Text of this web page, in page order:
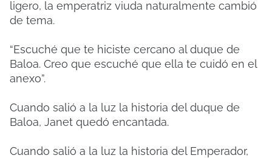
ligero, la emperatriz viuda naturalmente cambió
de tema.
“Escuché que te hiciste cercano al duque de
Baloa. Creo que escuché que ella te cuidó en el
anexo”.
Cuando salió a la luz la historia del duque de
Baloa, Janet quedó encantada.
Cuando salió a la luz la historia del Emperador,